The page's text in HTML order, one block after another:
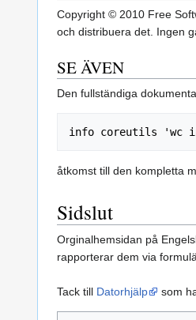
Copyright © 2010 Free
och distribuera det. Ingen
SE ÄVEN
Den fullständiga
åtkomst till den kompletta
Sidslut
Orginalhemsidan på
rapporterar dem via
Tack till Datorhjälp som